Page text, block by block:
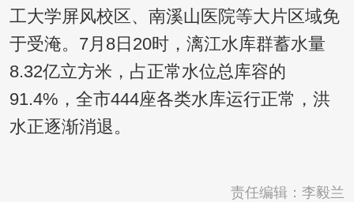
工大学屏风校区、南溪山医院等大片区域免
于受淹。7月8日20时，漓江水库群蓄水量
8.32亿立方米，占正常水位总库容的
91.4%，全市444座各类水库运行正常，洪
水正逐渐消退。
责任编辑：李毅兰